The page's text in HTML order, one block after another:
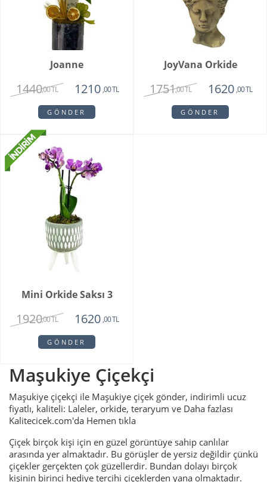
Joanne
1440,00 TL 1210 ,00 TL
GÖNDER
JoyVana Orkide
1751,00 TL 1620 ,00 TL
GÖNDER
Mini Orkide Saksı 3
1920,00 TL 1620 ,00 TL
GÖNDER
Maşukiye Çiçekçi
Maşukiye çiçekçi ile Maşukiye çiçek gönder, indirimli ucuz
fiyatlı, kaliteli: Laleler, orkide, teraryum ve Daha fazlası
Kalitecicek.com'da Hemen tıkla
Çiçek birçok kişi için en güzel görüntüye sahip canlılar
arasında yer almaktadır. Bu görüşler de yersiz değildir çünkü
çiçekler gerçekten çok güzellerdir. Bundan dolayı birçok
kişinin birinci hediye tercihi çiçeklerden yana olmaktadır.